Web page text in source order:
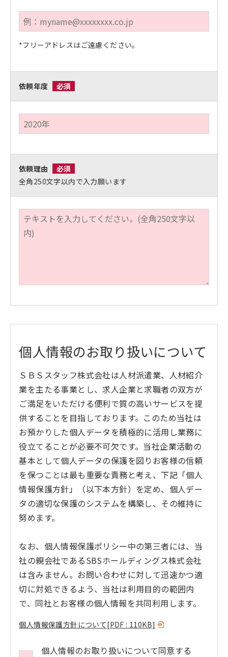
*フリーアドレスはご遠慮ください。
依頼年度 必須
依頼理由
必須
全角250文字以内で入力願います
個人情報のお取り扱いについて
ＳＢＳスタッフ株式会社は人材派遣業、人材紹介
業を主たる事業とし、求人企業と求職者の双方が
ご満足をいただける便利で質の高いサービスを提
供することを目指しております。このため当社は
お預かりした個人データを積極的に活用し業務に
役立てることが必要不可欠です。当社企業活動の
基本として個人データの保護を図りお客様の信頼
を保つことは最も重要な責務と考え、下記「個人
情報保護方針」（以下本方針）を定め、個人デー
タの適切な保護のシステムを構築し、その維持に
努めます。
なお、個人情報保護ポリシー中の第三者には、当
社の親会社であるSBSホールディングス株式会社
は含みません。お問い合わせに対して迅速かつ適
切に対処できるよう、当社は利用目的の範囲内
で、同社とお客様の個人情報を共同利用します。
個人情報保護方針について[PDF : 110KB]
個人情報のお取り扱いについて同意する